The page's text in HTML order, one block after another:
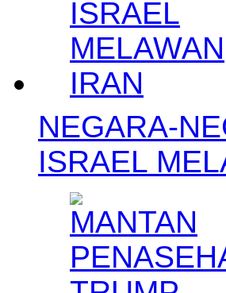
NEGARA-
ISRAEL